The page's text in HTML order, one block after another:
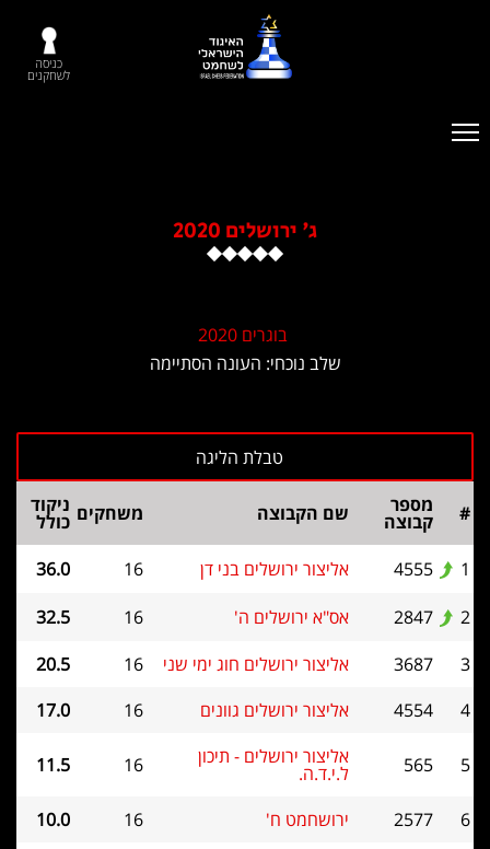
כניסה
לשחקנים
ג' ירושלים 2020
בוגרים 2020
שלב נוכחי: העונה הסתיימה
# מספר
קבוצה שם הקבוצה משחקים ניקוד
כולל
1
4555 אליצור ירושלים בני דן 16
36.0
2
2847 אס"א ירושלים ה' 16
32.5
3
3687 אליצור ירושלים חוג ימי שני 16
20.5
4
4554 אליצור ירושלים גוונים 16
17.0
5
565 אליצור ירושלים - תיכון
ל.י.ד.ה. 16
11.5
6
2577 ירושחמט ח' 16
10.0